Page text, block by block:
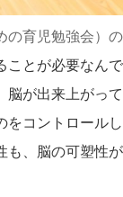
育児勉強会）の
とが必要なん
が出来上がっ
コントロール
も、脳の可塑性